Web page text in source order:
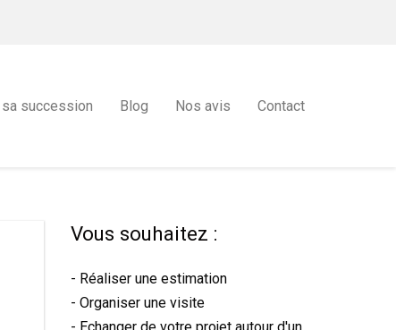
succession Blog Nos avis Contact
Vous souhaitez :
- Réaliser une estimation
- Organiser une visite